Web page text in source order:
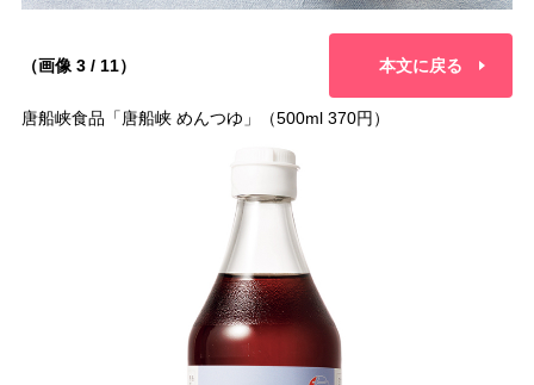
（画像 3 / 11） 本文に戻る
唐船峡食品「唐船峡 めんつゆ」（500ml 370円）